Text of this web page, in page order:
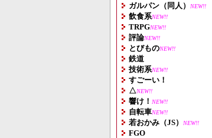
ガルパン（同人） NEW!!
飲食系NEW!!
TRPGNEW!!
評論NEW!!
とびものNEW!!
鉄道
技術系NEW!!
すごーい！
△NEW!!
響け！ NEW!!
自転車NEW!!
若おかみ（JS） NEW!!
FGO